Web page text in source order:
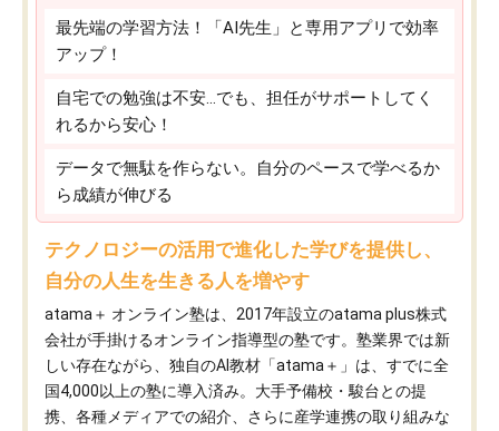
最先端の学習方法！「AI先生」と専用アプリで効率
アップ！
自宅での勉強は不安…でも、担任がサポートしてく
れるから安心！
データで無駄を作らない。自分のペースで学べるか
ら成績が伸びる
テクノロジーの活用で進化した学びを提供し、
自分の人生を生きる人を増やす
atama＋ オンライン塾は、2017年設立のatama plus株式
会社が手掛けるオンライン指導型の塾です。塾業界では新
しい存在ながら、独自のAI教材「atama＋」は、すでに全
国4,000以上の塾に導入済み。大手予備校・駿台との提
携、各種メディアでの紹介、さらに産学連携の取り組みな